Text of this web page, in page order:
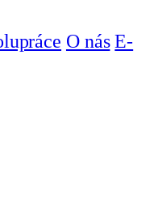
O nás E-